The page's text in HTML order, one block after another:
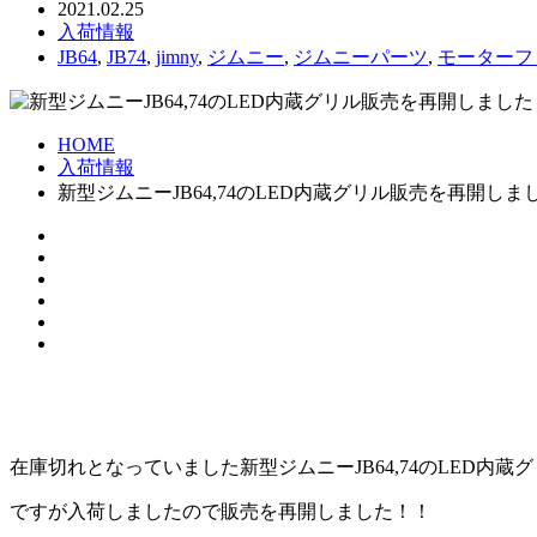
2021.02.25
入荷情報
JB64, JB74, jimny, ジムニー, ジムニーパーツ, モーターフ
HOME
入荷情報
新型ジムニーJB64,74のLED内蔵グリル販売を再開しま
在庫切れとなっていました新型ジムニーJB64,74のLED内蔵
ですが入荷しましたので販売を再開しました！！